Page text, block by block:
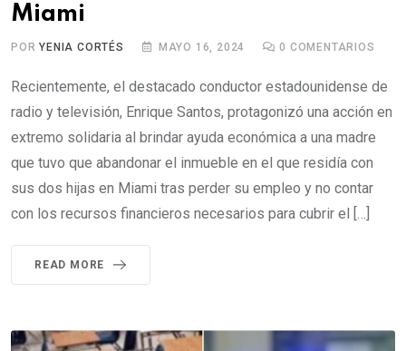
Miami
PORYENIA CORTÉS MAYO 16, 2024 0 COMENTARIOS
Recientemente, el destacado conductor estadounidense de
radio y televisión, Enrique Santos, protagonizó una acción en
extremo solidaria al brindar ayuda económica a una madre
que tuvo que abandonar el inmueble en el que residía con
sus dos hijas en Miami tras perder su empleo y no contar
con los recursos financieros necesarios para cubrir el […]
READ MORE